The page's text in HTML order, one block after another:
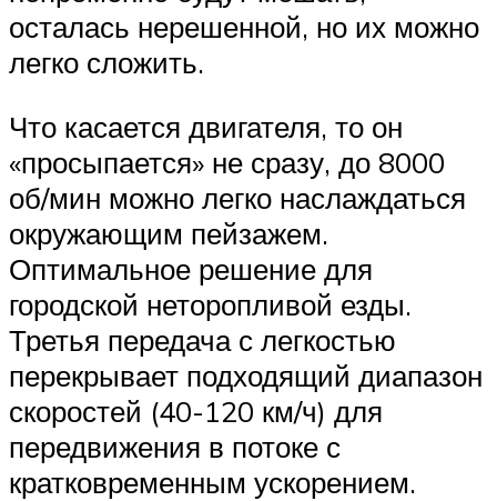
осталась нерешенной, но их можно
легко сложить.
Что касается двигателя, то он
«просыпается» не сразу, до 8000
об/мин можно легко наслаждаться
окружающим пейзажем.
Оптимальное решение для
городской неторопливой езды.
Третья передача с легкостью
перекрывает подходящий диапазон
скоростей (40-120 км/ч) для
передвижения в потоке с
кратковременным ускорением.